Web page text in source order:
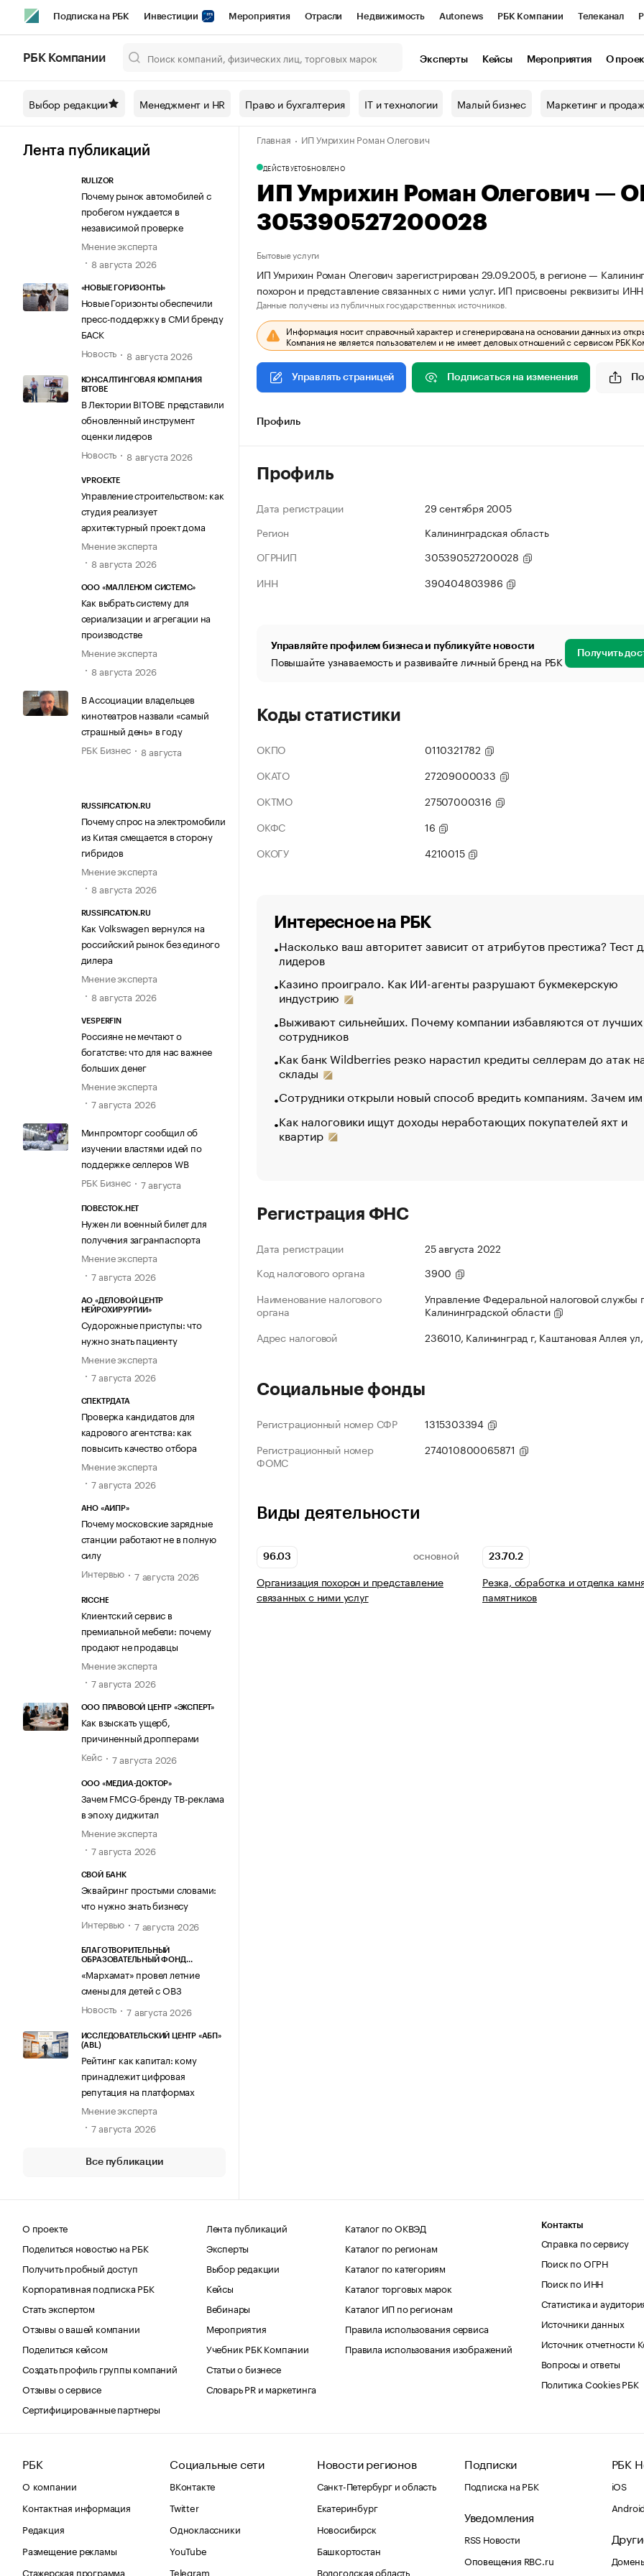
Подписка на РБК Инвестиции Мероприятия Отрасли Недвижимость Autonews РБК Компании Телеканал
Спецпроекты СПб Конференции СПб Спецпроекты Проверка контрагентов
Технологии и медиа Рынок наличной валюты
РБК Компании Эксперты Кейсы Мероприятия О
Выбор редакции Менеджмент и HR Право и бухгалтерия IT и технологии Малый бизнес Маркетинг и
Лента публикаций
RULIZOR
Почему рынок автомобилей с
пробегом нуждается в
независимой проверке
Мнение эксперта
8 августа 2026
«НОВЫЕ ГОРИЗОНТЫ»
Новые Горизонты обеспечили
пресс-поддержку в СМИ бренду
БАСК
Новость
8 августа 2026
КОНСАЛТИНГОВАЯ КОМПАНИЯ
BITOBE
В Лектории BITOBE представили
обновленный инструмент
оценки лидеров
Новость
8 августа 2026
VPROEKTE
Управление строительством: как
студия реализует
архитектурный проект дома
Мнение эксперта
8 августа 2026
ООО «МАЛЛЕНОМ СИСТЕМС»
Как выбрать систему для
сериализации и агрегации на
производстве
Мнение эксперта
8 августа 2026
В Ассоциации владельцев
кинотеатров назвали «самый
страшный день» в году
РБК Бизнес
8 августа
RUSSIFICATION.RU
Почему спрос на электромобили
из Китая смещается в сторону
гибридов
Мнение эксперта
8 августа 2026
RUSSIFICATION.RU
Как Volkswagen вернулся на
российский рынок без единого
дилера
Мнение эксперта
8 августа 2026
VESPERFIN
Россияне не мечтают о
богатстве: что для нас важнее
больших денег
Мнение эксперта
7 августа 2026
Минпромторг сообщил об
изучении властями идей по
поддержке селлеров WB
РБК Бизнес
7 августа
ПОВЕСТОК.НЕТ
Нужен ли военный билет для
получения загранпаспорта
Мнение эксперта
7 августа 2026
АО «ДЕЛОВОЙ ЦЕНТР
НЕЙРОХИРУРГИИ»
Судорожные приступы: что
нужно знать пациенту
Мнение эксперта
7 августа 2026
СПЕКТРДАТА
Проверка кандидатов для
кадрового агентства: как
повысить качество отбора
Мнение эксперта
7 августа 2026
АНО «АИПР»
Почему московские зарядные
станции работают не в полную
силу
Интервью
7 августа 2026
RICCHE
Клиентский сервис в
премиальной мебели: почему
продают не продавцы
Мнение эксперта
7 августа 2026
ООО ПРАВОВОЙ ЦЕНТР «ЭКСПЕРТ»
Как взыскать ущерб,
причиненный дропперами
Кейс
7 августа 2026
ООО «МЕДИА-ДОКТОР»
Зачем FMCG-бренду ТВ-реклама
в эпоху диджитал
Мнение эксперта
7 августа 2026
СВОЙ БАНК
Эквайринг простыми словами:
что нужно знать бизнесу
Интервью
7 августа 2026
БЛАГОТВОРИТЕЛЬНЫЙ
ОБРАЗОВАТЕЛЬНЫЙ ФОНД
«Мархамат» провел летние
смены для детей с ОВЗ
Новость
7 августа 2026
ИССЛЕДОВАТЕЛЬСКИЙ ЦЕНТР «АБП»
(ABL)
Рейтинг как капитал: кому
принадлежит цифровая
репутация на платформах
Мнение эксперта
7 августа 2026
Все публикации
Главная ИП Умрихин Роман Олегович
ДЕЙСТВУЕТОБНОВЛЕНО
ИП Умрихин Роман Олегович —
305390527200028
Бытовые услуги
ИП Умрихин Роман Олегович зарегистрирован 29.09.2005, в регионе —
похорон и представление связанных с ними услуг. ИП присвоены
Данные получены из публичных государственных источников.
Информация носит справочный характер и сгенерирована на основании данных из
Компания не является пользователем и не имеет деловых отношений с сервисом РБК
Управлять страницей Подписаться на изменения
Профиль
Профиль
Дата регистрации
29 сентября 2005
Регион
Калининградская область
ОГРНИП
305390527200028
ИНН
390404803986
Управляйте профилем бизнеса и публикуйте новости
Повышайте узнаваемость и развивайте личный бренд на РБК Получить
Коды статистики
ОКПО
0110321782
ОКАТО
27209000033
ОКТМО
27507000316
ОКФС
16
ОКОГУ
4210015
Интересное на РБК
Насколько ваш авторитет зависит от атрибутов престижа? Тест
лидеров
Казино проиграло. Как ИИ-агенты разрушают букмекерскую
индустрию
Выживают сильнейших. Почему компании избавляются от лучших
сотрудников
Как банк Wildberries резко нарастил кредиты селлерам до атак
склады
Сотрудники открыли новый способ вредить компаниям. Зачем
Как налоговики ищут доходы неработающих покупателей яхт и
квартир
Регистрация ФНС
Дата регистрации
25 августа 2022
Код налогового органа
3900
Наименование налогового
органа
Управление Федеральной налоговой службы
Калининградской области
Адрес налоговой
236010, Калининград г, Каштановая Аллея
Социальные фонды
Регистрационный номер СФР
1315303394
Регистрационный номер
ФОМС
274010800065871
Виды деятельности
96.03 ОСНОВНОЙ
Организация похорон и представление
связанных с ними услуг
23.70.2
Резка, обработка и отделка
памятников
О проекте
Поделиться новостью на РБК
Получить пробный доступ
Корпоративная подписка РБК
Стать экспертом
Отзывы о вашей компании
Поделиться кейсом
Создать профиль группы компаний
Отзывы о сервисе
Сертифицированные партнеры
Лента публикаций
Эксперты
Выбор редакции
Кейсы
Вебинары
Мероприятия
Учебник РБК Компании
Статьи о бизнесе
Словарь PR и маркетинга
Каталог по ОКВЭД
Каталог по регионам
Каталог по категориям
Каталог торговых марок
Каталог ИП по регионам
Правила использования сервиса
Правила использования изображений
Контакты
Справка по сервису
Поиск по ОГРН
Поиск по ИНН
Статистика и
Источники данных
Источник отчетности
Вопросы и ответы
Политика Cookies РБК
РБК
О компании
Контактная информация
Редакция
Размещение рекламы
Стажерская программа
Социальные сети
ВКонтакте
Twitter
Одноклассники
YouTube
Telegram
Новости регионов
Санкт-Петербург и область
Екатеринбург
Новосибирск
Башкортостан
Вологодская область
Подписки
Подписка на РБК
Уведомления
RSS Новости
Оповещения RBC.ru
РБК
iOS